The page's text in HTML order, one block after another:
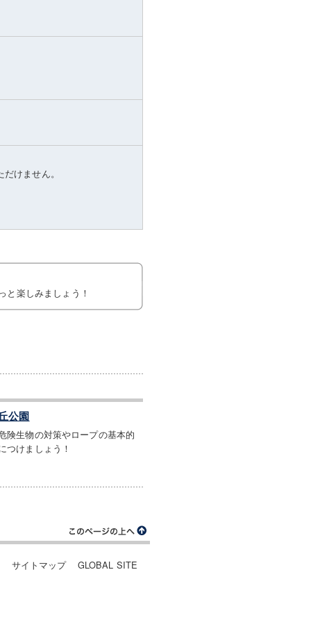
けません。
と楽しみましょう！
公園
険生物の対策やロープの基本的
つけましょう！
サイトマップ GLOBAL SITE